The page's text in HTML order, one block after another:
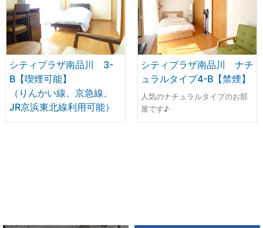
シティプラザ南品川 3-
B【喫煙可能】
（りんかい線、京急線、
JR京浜東北線利用可能）
シティプラザ南品川 ナチ
ュラルタイプ4-B【禁煙】
人気のナチュラルタイプのお部
屋です♪